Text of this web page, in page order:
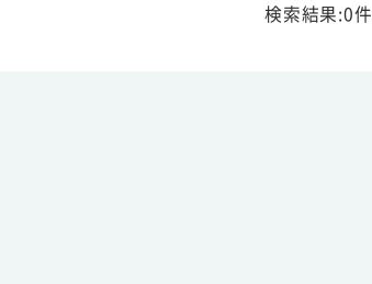
検索結果:0件